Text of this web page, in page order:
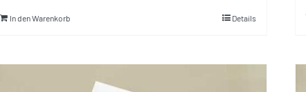
In den Warenkorb Details